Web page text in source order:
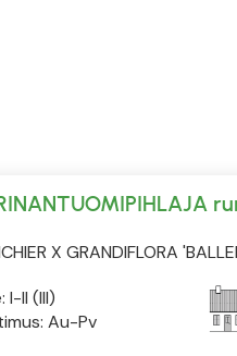
X GRANDIFLORA
I-II (III)
Au-Pv